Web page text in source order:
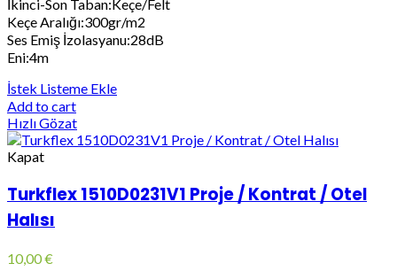
İkinci-Son Taban:Keçe/Felt
Keçe Aralığı:300gr/m2
Ses Emiş İzolasyanu:28dB
Eni:4m
İstek Listeme Ekle
Add to cart
Hızlı Gözat
Kapat
Turkflex 1510D0231V1 Proje / Kontrat / Otel
Halısı
10,00€